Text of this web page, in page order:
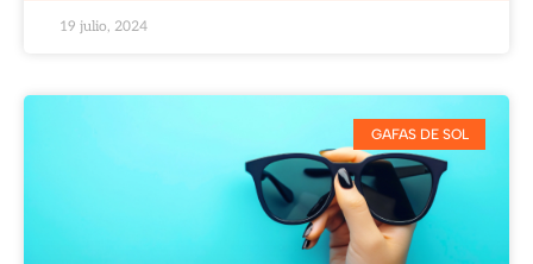
19 julio, 2024
GAFAS DE SOL